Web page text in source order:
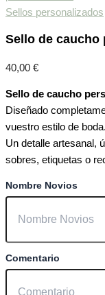
Sellos personalizados
Sello de caucho
40,00 €
Sello de caucho
Diseñado
vuestro estilo de boda.
Un detalle artesanal,
sobres, etiquetas o
Nombre Novios
Comentario